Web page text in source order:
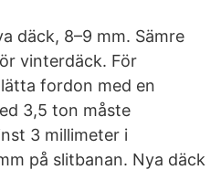
däck, 8–9 mm. Sämre
vinterdäck. För
fordon med en
3,5 ton måste
3 millimeter i
på slitbanan. Nya däck